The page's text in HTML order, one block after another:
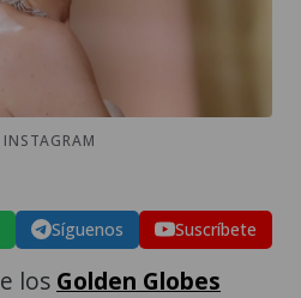
Síguenos Suscríbete
los Golden Globes